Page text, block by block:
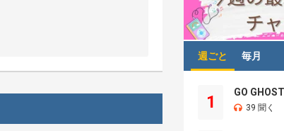
週ごと 毎月
1
GO
39 聞く